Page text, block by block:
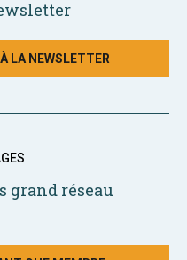
LA NEWSLETTER
grand réseau